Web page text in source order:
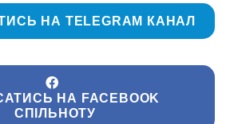
НА TELEGRAM КАНАЛ
НА FACEBOOK
СПІЛЬНОТУ